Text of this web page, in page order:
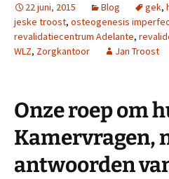
22 juni, 2015 Blog gek,
jeske troost, osteogenesis
revalidatiecentrum Adelante,
WLZ, Zorgkantoor Jan Troost
Onze roep om
Kamervragen,
antwoorden